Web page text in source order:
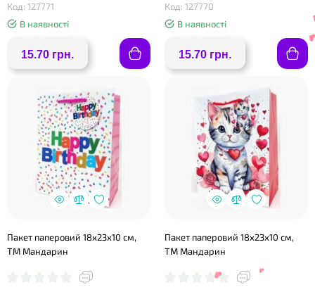
Код: 127771
В наявності
15.70 грн.
Код: 127770
В наявності
15.70 грн.
Пакет паперовий 18х23х10 см,
ТМ Мандарин
Пакет паперовий 18х23х10 см,
ТМ Мандарин